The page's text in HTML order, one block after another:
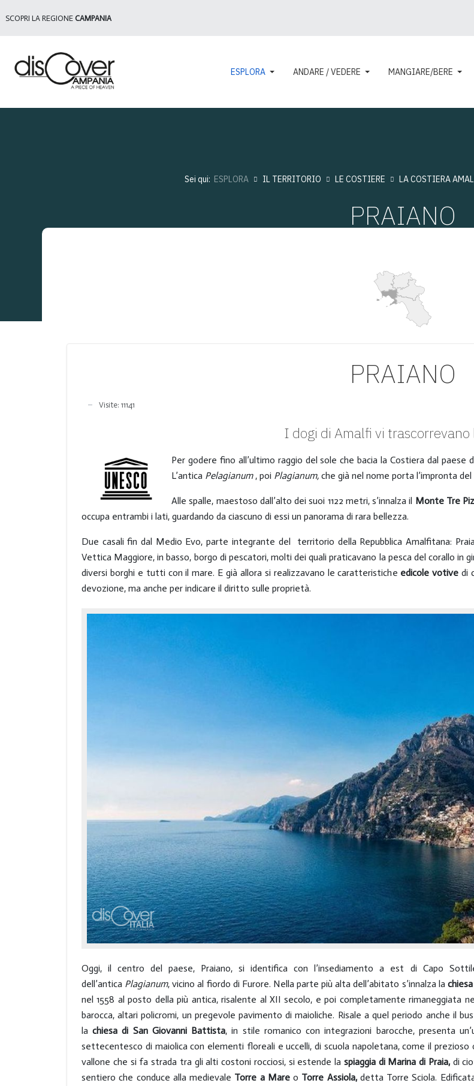
SCOPRI LA REGIONE CAMPANIA
ESPLORA ANDARE / VEDERE MANGIARE/BERE
Sei qui: ESPLORA IL TERRITORIO LE COSTIERE LA COSTIERA
PRAIANO
PRAIANO
Visite: 11141
I dogi di Amalfi vi trascorrevano
Per godere fino all’ultimo raggio del sole che bacia la Costiera dal
L’antica Pelagianum, poi Plagianum, che già nel nome porta l’impronta
Alle spalle, maestoso dall’alto dei suoi 1122 metri, s’innalza il Monte Tre
occupa entrambi i lati, guardando da ciascuno di essi un panorama di rara bellezza.
Due casali fin dal Medio Evo, parte integrante del territorio della Repubblica Amalfitana:
Vettica Maggiore, in basso, borgo di pescatori, molti dei quali praticavano la pesca del corallo in
diversi borghi e tutti con il mare. E già allora si realizzavano le caratteristiche edicole votive di
devozione, ma anche per indicare il diritto sulle proprietà.
Oggi, il centro del paese, Praiano, si identifica con l’insediamento a est di Capo
dell’antica Plagianum, vicino al fiordo di Furore. Nella parte più alta dell’abitato s’innalza la
nel 1558 al posto della più antica, risalente al XII secolo, e poi completamente rimaneggiata
barocca, altari policromi, un pregevole pavimento di maioliche. Risale a quel periodo anche il
lachiesa di San Giovanni Battista, in stile romanico con integrazioni barocche, presenta
settecentesco di maiolica con elementi floreali e uccelli, di scuola napoletana, come il
vallone che si fa strada tra gli alti costoni rocciosi, si estende la spiaggia di Marina di Praia,di
sentiero che conduce alla medievale Torre a Mareo Torre Assiola, detta Torre Sciola.